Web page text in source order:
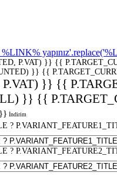
P.VAT) }} {{
}} {{
}} {{
}} {{
İndirim
?
?